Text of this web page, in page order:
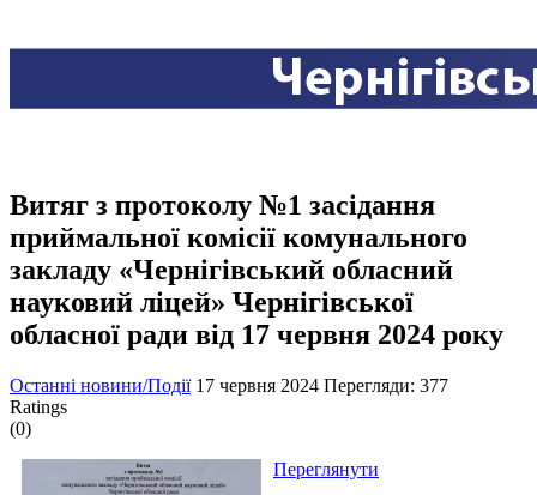
Витяг з протоколу №1 засідання
приймальної комісії комунального
закладу «Чернігівський обласний
науковий ліцей» Чернігівської
обласної ради від 17 червня 2024 року
Останні новини/Події 17 червня 2024 Перегляди: 377
Ratings
(0)
Переглянути